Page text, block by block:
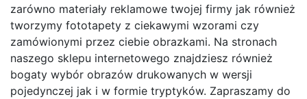
zarówno materiały reklamowe twojej firmy jak również
tworzymy fototapety z ciekawymi wzorami czy
zamówionymi przez ciebie obrazkami. Na stronach
naszego sklepu internetowego znajdziesz również
bogaty wybór obrazów drukowanych w wersji
pojedynczej jak i w formie tryptyków. Zapraszamy do